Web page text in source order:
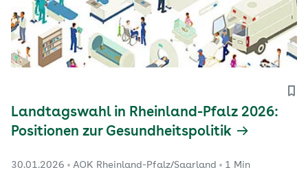
Landtagswahl in Rheinland-Pfalz 2026:
Positionen zur Gesundheitspolitik
30.01.2026 AOK Rheinland-Pfalz/Saarland 1 Min